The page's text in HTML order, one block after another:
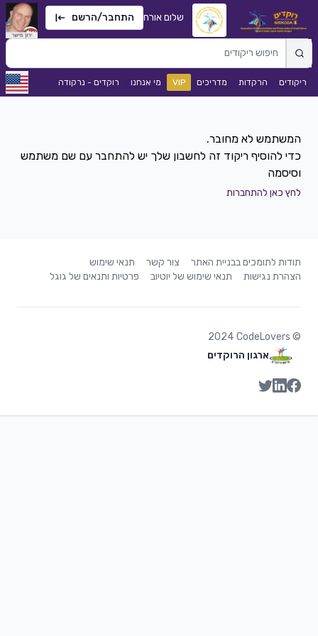
שלום אורח התחבר/הרשם
ריקודים הרקדות מדריכים VIP מי אנחנו רוקדים - נרקודה
כדי להוסיף ריקוד זה לחשבון שלך יש להתחבר עם שם משתמש
וסיסמה
לחץ כאן להתחברות
תודות לתומכים בבניית האתר צור קשר
תנאי שימוש
הצהרת נגישות
תנאי שימוש של יוטיוב פרטיות ותנאים של גוגל
©
2024 CodeLovers
ארגון הרוקדים